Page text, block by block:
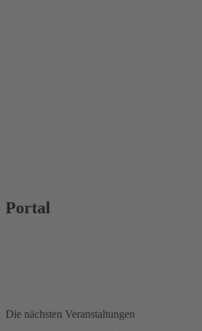
Portal
Die nächsten Veranstaltungen